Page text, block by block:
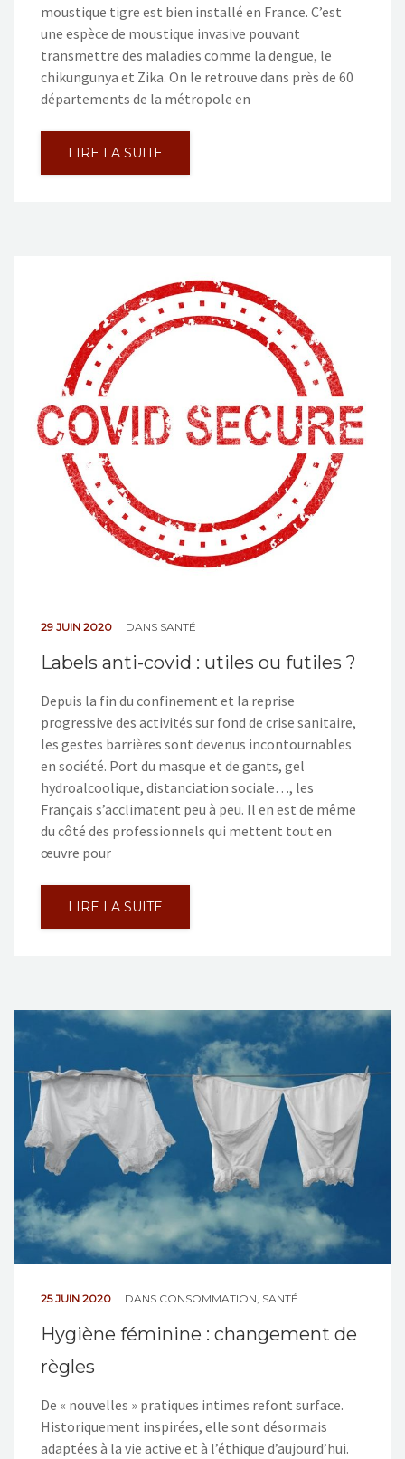
moustique tigre est bien installé en France. C’est
une espèce de moustique invasive pouvant
transmettre des maladies comme la dengue, le
chikungunya et Zika. On le retrouve dans près de 60
départements de la métropole en
LIRE LA SUITE
29 JUIN 2020 DANS SANTÉ
Labels anti-covid : utiles ou futiles ?
Depuis la fin du confinement et la reprise
progressive des activités sur fond de crise sanitaire,
les gestes barrières sont devenus incontournables
en société. Port du masque et de gants, gel
hydroalcoolique, distanciation sociale…, les
Français s’acclimatent peu à peu. Il en est de même
du côté des professionnels qui mettent tout en
œuvre pour
LIRE LA SUITE
25 JUIN 2020 DANS CONSOMMATION SANTÉ
Hygiène féminine : changement de
règles
De « nouvelles » pratiques intimes refont surface.
Historiquement inspirées, elle sont désormais
adaptées à la vie active et à l’éthique d’aujourd’hui.